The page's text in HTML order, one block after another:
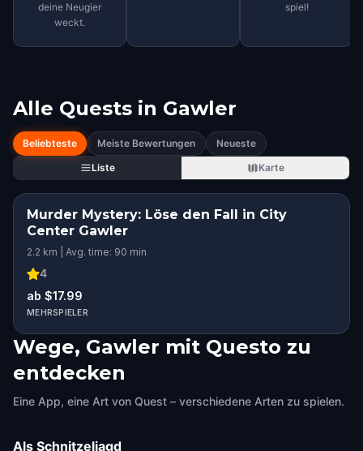
deine Neugier
weckt.
spiel!
Alle Quests in Gawler
Beliebteste Meiste Bewertungen
Neueste
Liste
Karte
Murder Mystery: Löse den Fall in City
Center Gawler
2.2 km | Avg. time: 90 min
4
ab $17.99
MEHRSPIELER
Wege, Gawler mit Questo zu
entdecken
Eine App, eine Art von Quest – verschiedene Arten zu spielen.
Als Schnitzeljagd